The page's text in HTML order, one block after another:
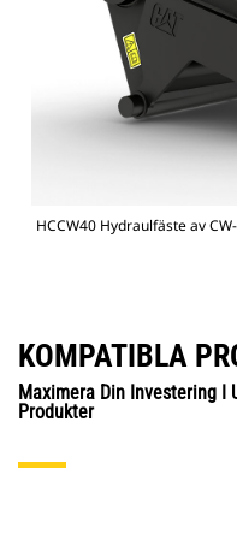
HCCW40 Hydraulfäste av
KOMPATIBLA
Maximera Din Investering I
Produkter